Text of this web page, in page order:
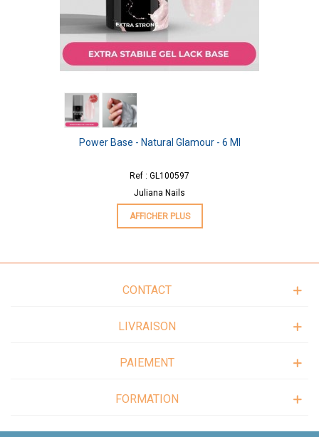
Power Base - Natural Glamour - 6 Ml
Ref : GL100597
Juliana Nails
AFFICHER PLUS
CONTACT
LIVRAISON
PAIEMENT
FORMATION